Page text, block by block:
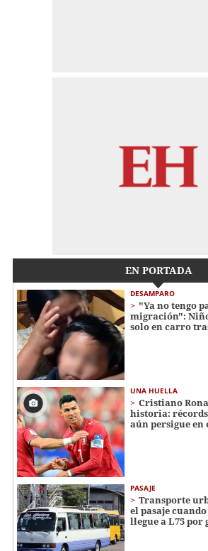
EN PORTADA
DESAMPARO
"Ya no tengo
migración":
solo en carro
UNA HUELLA
Cristiano
historia:
aún persigue en
PASAJE
Transporte
el pasaje
llegue a L75 por